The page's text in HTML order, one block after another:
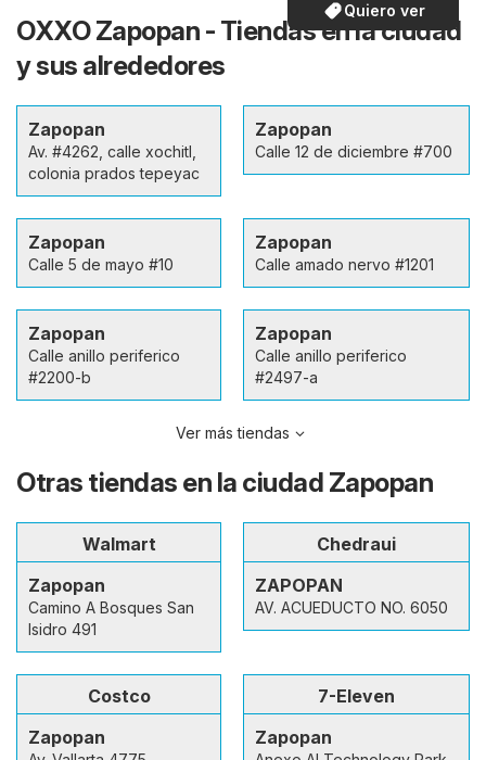
Quiero ver
OXXO Zapopan - Tiendas en la ciudad
y sus alrededores
Zapopan
Av. #4262, calle xochitl,
colonia prados tepeyac
Zapopan
Calle 12 de diciembre #700
Zapopan
Calle 5 de mayo #10
Zapopan
Calle amado nervo #1201
Zapopan
Calle anillo periferico
#2200-b
Zapopan
Calle anillo periferico
#2497-a
Ver más tiendas
Otras tiendas en la ciudad Zapopan
Walmart
Zapopan
Camino A Bosques San
Isidro 491
Chedraui
ZAPOPAN
AV. ACUEDUCTO NO. 6050
Costco
Zapopan
7-Eleven
Zapopan